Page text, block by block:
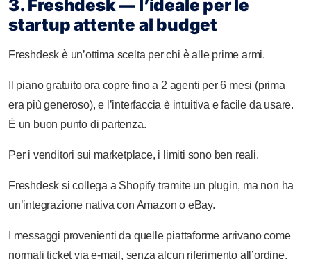
3. Freshdesk — l’ideale per le
startup attente al budget
Freshdesk è un’ottima scelta per chi è alle prime armi.
Il piano gratuito ora copre fino a 2 agenti per 6 mesi (prima
era più generoso), e l’interfaccia è intuitiva e facile da usare.
È un buon punto di partenza.
Per i venditori sui marketplace, i limiti sono ben reali.
Freshdesk si collega a Shopify tramite un plugin, ma non ha
un’integrazione nativa con Amazon o eBay.
I messaggi provenienti da quelle piattaforme arrivano come
normali ticket via e-mail, senza alcun riferimento all’ordine.